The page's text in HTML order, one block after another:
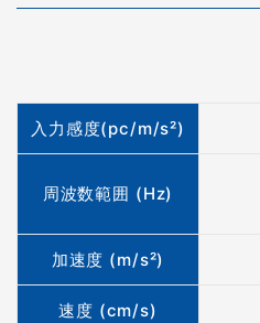
入力感度(pc/m/s²)
周波数範囲 (Hz)
加速度 (m/s²)
速度 (cm/s)